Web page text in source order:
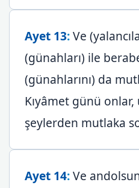
Ayet 13:Ve
(günahları) ile
(günahlarını) da
Kıyâmet günü
şeylerden mutlaka
Ayet 14:Ve